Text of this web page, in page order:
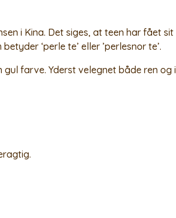
i Kina. Det siges, at teen har fået sit
‘perle te’ eller ’perlesnor te’.
farve. Yderst velegnet både ren og i